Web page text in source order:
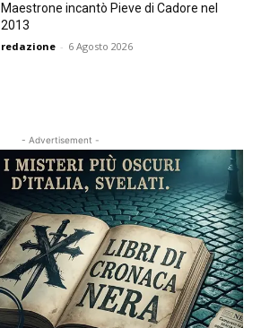
Maestrone incantò Pieve di Cadore nel
2013
redazione - 6 Agosto 2026
- Advertisement -